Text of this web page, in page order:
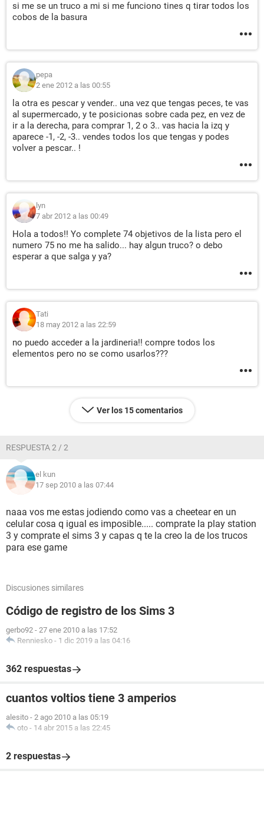
si me se un truco a mi si me funciono tines q tirar todos los
cobos de la basura
pepa
2 ene 2012 a las 00:55
la otra es pescar y vender.. una vez que tengas peces, te vas
al supermercado, y te posicionas sobre cada pez, en vez de
ir a la derecha, para comprar 1, 2 o 3.. vas hacia la izq y
aparece -1, -2, -3.. vendes todos los que tengas y podes
volver a pescar.. !
lyn
7 abr 2012 a las 00:49
Hola a todos!! Yo complete 74 objetivos de la lista pero el
numero 75 no me ha salido... hay algun truco? o debo
esperar a que salga y ya?
Tati
18 may 2012 a las 22:59
no puedo acceder a la jardineria!! compre todos los
elementos pero no se como usarlos???
Ver los 15 comentarios
RESPUESTA 2 / 2
el kun
17 sep 2010 a las 07:44
naaa vos me estas jodiendo como vas a cheetear en un
celular cosa q igual es imposible..... comprate la play station
3 y comprate el sims 3 y capas q te la creo la de los trucos
para ese game
Discusiones similares
Código de registro de los Sims 3
gerbo92 - 27 ene 2010 a las 17:52
Renniesko - 1 dic 2019 a las 04:16
362 respuestas
cuantos voltios tiene 3 amperios
alesito - 2 ago 2010 a las 05:19
oto - 14 abr 2015 a las 22:45
2 respuestas